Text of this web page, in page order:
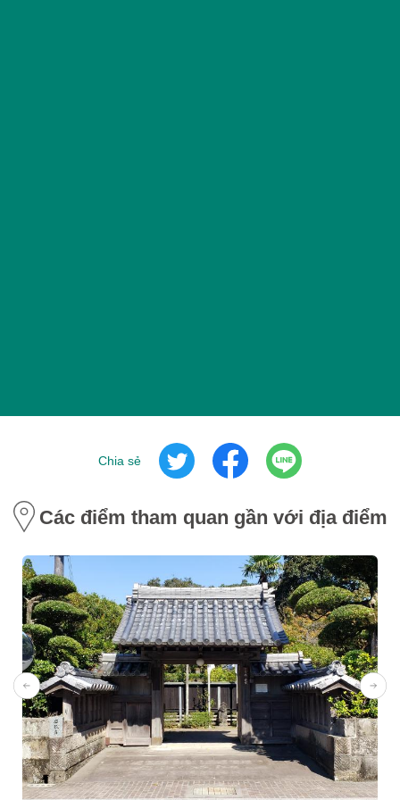
Chia sẻ
Các điểm tham quan gần với địa điểm